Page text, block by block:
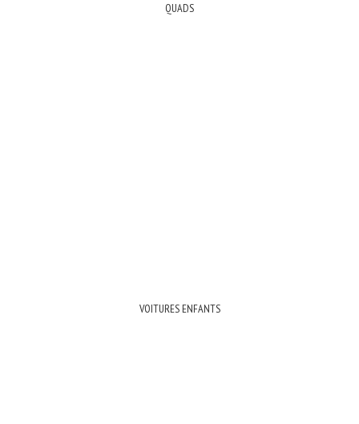
QUADS
VOITURES ENFANTS